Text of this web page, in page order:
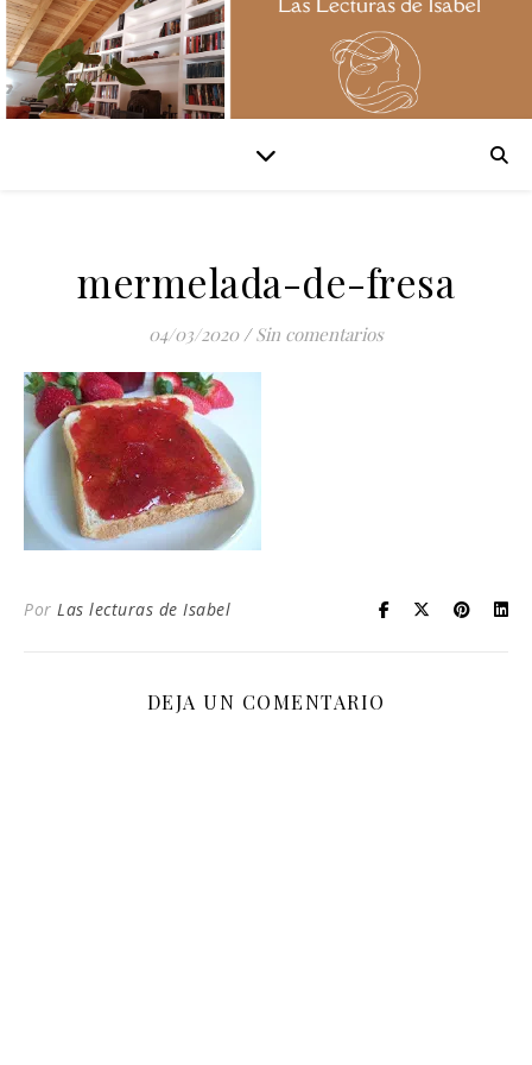
mermelada-de-fresa
04/03/2020 / Sin comentarios
Por Las lecturas de Isabel
DEJA UN COMENTARIO